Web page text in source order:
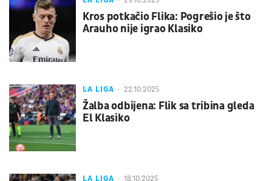
Kros potkačio Flika: Pogrešio je što
Arauho nije igrao Klasiko
LA LIGA 22.10.2025
Žalba odbijena: Flik sa tribina gleda
El Klasiko
LA LIGA 18.10.2025